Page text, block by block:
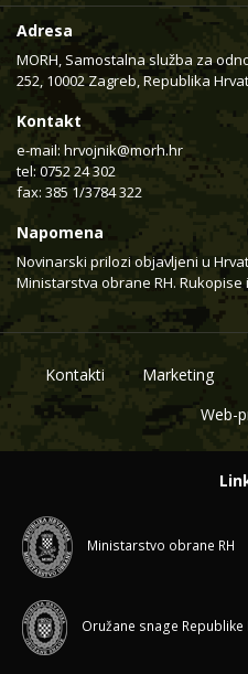
Adresa
MORH, Samostalna služba za
252, 10002 Zagreb, Republika
Kontakt
e-mail: hrvojnik@morh.hr
tel: 0752 24 302
fax: 385 1/3784 322
Napomena
Novinarski prilozi objavljeni u
Ministarstva obrane RH.
Kontakti Marketing
Web-
Ministarstvo obrane RH
Oružane snage Republike